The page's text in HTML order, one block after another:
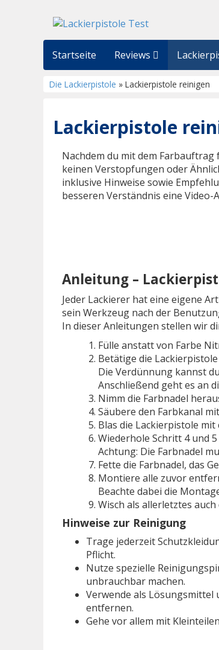
Startseite Reviews
Die Lackierpistole » Lackierpistole reinigen
Lackierpistole
Nachdem du mit dem
keinen Verstopfungen oder
inklusive Hinweise sowie
besseren Verständnis eine
Anleitung –
Jeder Lackierer hat eine eigene
sein Werkzeug nach der
In dieser Anleitungen stellen wir
Fülle anstatt von Farbe
Betätige die
Die Verdünnung kannst
Anschließend geht es an
Nimm die Farbnadel
Säubere den Farbkanal
Blas die Lackierpistole
Wiederhole Schritt 4 und
Achtung: Die Farbnadel
Fette die Farbnadel, das
Montiere alle zuvor
Beachte dabei die
Wisch als allerletztes
Hinweise zur Reinigung
Trage jederzeit
Pflicht.
Nutze spezielle
unbrauchbar machen.
Verwende als
entfernen.
Gehe vor allem mit